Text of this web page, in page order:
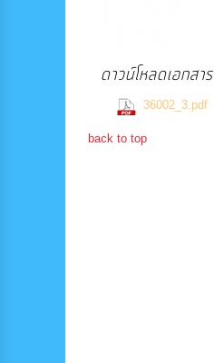
ดาวน์โหลดเอกสาร
36002_3.pdf
back to top